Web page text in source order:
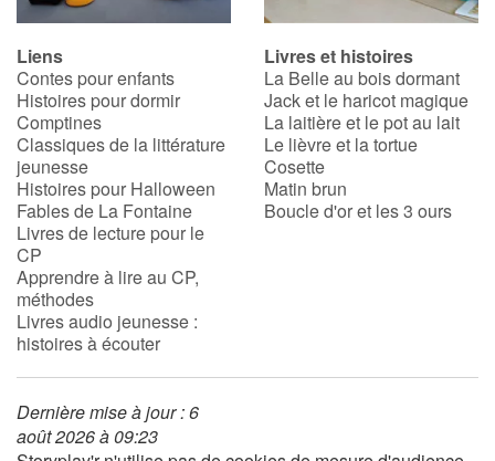
Liens
Contes pour enfants
Histoires pour dormir
Comptines
Classiques de la littérature
jeunesse
Histoires pour Halloween
Fables de La Fontaine
Livres de lecture pour le
CP
Apprendre à lire au CP,
méthodes
Livres audio jeunesse :
histoires à écouter
Livres et histoires
La Belle au bois dormant
Jack et le haricot magique
La laitière et le pot au lait
Le lièvre et la tortue
Cosette
Matin brun
Boucle d'or et les 3 ours
Dernière mise à jour : 6
août 2026 à 09:23